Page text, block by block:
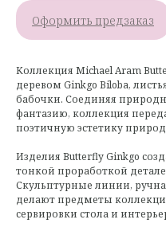
Оформить предзаказ
Коллекция Michael Aram
деревом Ginkgo Biloba,
бабочки. Соединяя
фантазию, коллекция
поэтичную эстетику
Изделия Butterfly Ginkgo
тонкой проработкой
Скульптурные линии,
делают предметы
сервировки стола и